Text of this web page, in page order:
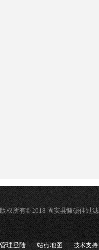
版权所有© 2018 固安县慷硕佳过
管理登陆 站点地图 技术支持